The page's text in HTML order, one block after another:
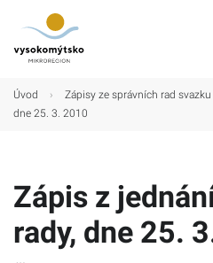
Úvod › Zápisy ze správních rad svazku
dne 25. 3. 2010
Zápis z
rady, dne 25.
Úvod
Turistické cíle
Kultura